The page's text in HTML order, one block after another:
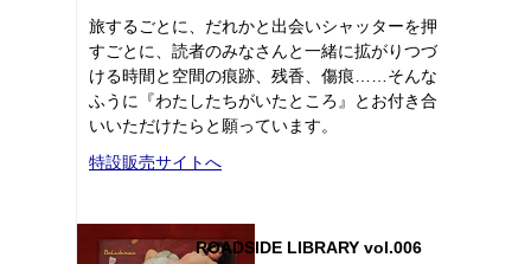
旅するごとに、だれかと出会いシャッターを押
すごとに、読者のみなさんと一緒に拡がりつづ
ける時間と空間の痕跡、残香、傷痕……そんな
ふうに『わたしたちがいたところ』とお付き合
いいただけたらと願っています。
特設販売サイトへ
ROADSIDE LIBRARY vol.006